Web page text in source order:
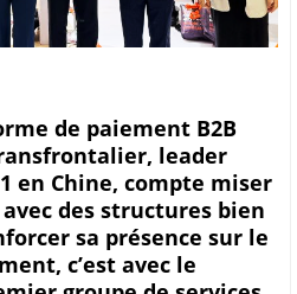
de paiement B2B
leader
en Chine, compte miser
des structures bien
sa présence sur le
c’est avec le